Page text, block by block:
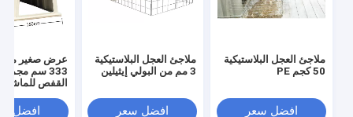
ملاجئ العجل البلاستيكية
50 كجم PE
افضل سعر
ملاجئ العجل البلاستيكية
3 مم من البولي إيثيلين
افضل سعر
عرض صغير
333 سم
القفص للماشية
افضل